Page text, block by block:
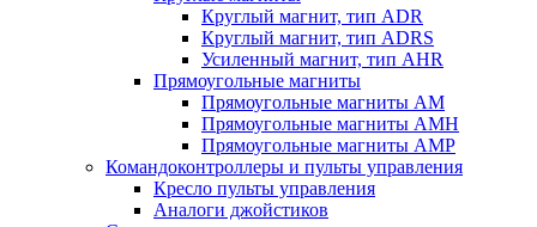
Круглый магнит, тип ADR
Круглый магнит, тип ADRS
Усиленный магнит, тип AHR
Прямоугольные магниты
Прямоугольные магниты AM
Прямоугольные магниты AMH
Прямоугольные магниты AMP
Командоконтроллеры и пульты управления
Кресло пульты управления
Аналоги джойстиков